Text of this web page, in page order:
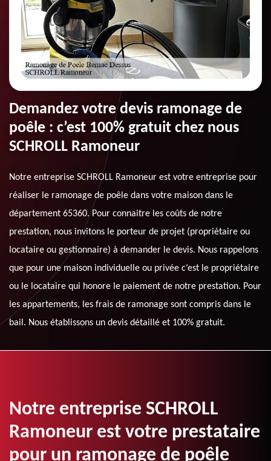
Demandez votre devis ramonage de
poêle : c’est 100% gratuit chez nous
SCHROLL Ramoneur
Notre entreprise SCHROLL Ramoneur est votre entreprise pour
réaliser le ramonage de poêle dans votre maison dans le
département 65360. Pour connaitre les coûts de notre
prestation, nous invitons le porteur de projet (propriétaire ou
locataire ou gestionnaire) à demander le devis. Nous rappelons
que pour une maison individuelle ou privée c’est le propriétaire
ou le locataire qui honore le paiement de notre prestation. Pour
les appartements, les frais de ramonage sont compris dans le
bail. Nous établissons un devis détaillé et 100% gratuit.
Notre entreprise SCHROLL
Ramoneur est votre prestataire
pour un ramonage de poêle